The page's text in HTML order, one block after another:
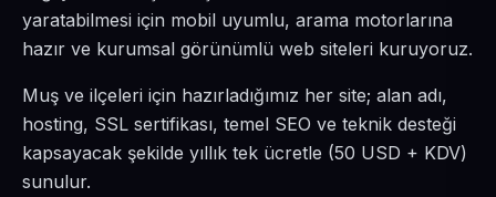
yaratabilmesi için mobil uyumlu, arama motorlarına
hazır ve kurumsal görünümlü web siteleri kuruyoruz.
Muş ve ilçeleri için hazırladığımız her site; alan adı,
hosting, SSL sertifikası, temel SEO ve teknik desteği
kapsayacak şekilde yıllık tek ücretle (50 USD + KDV)
sunulur.